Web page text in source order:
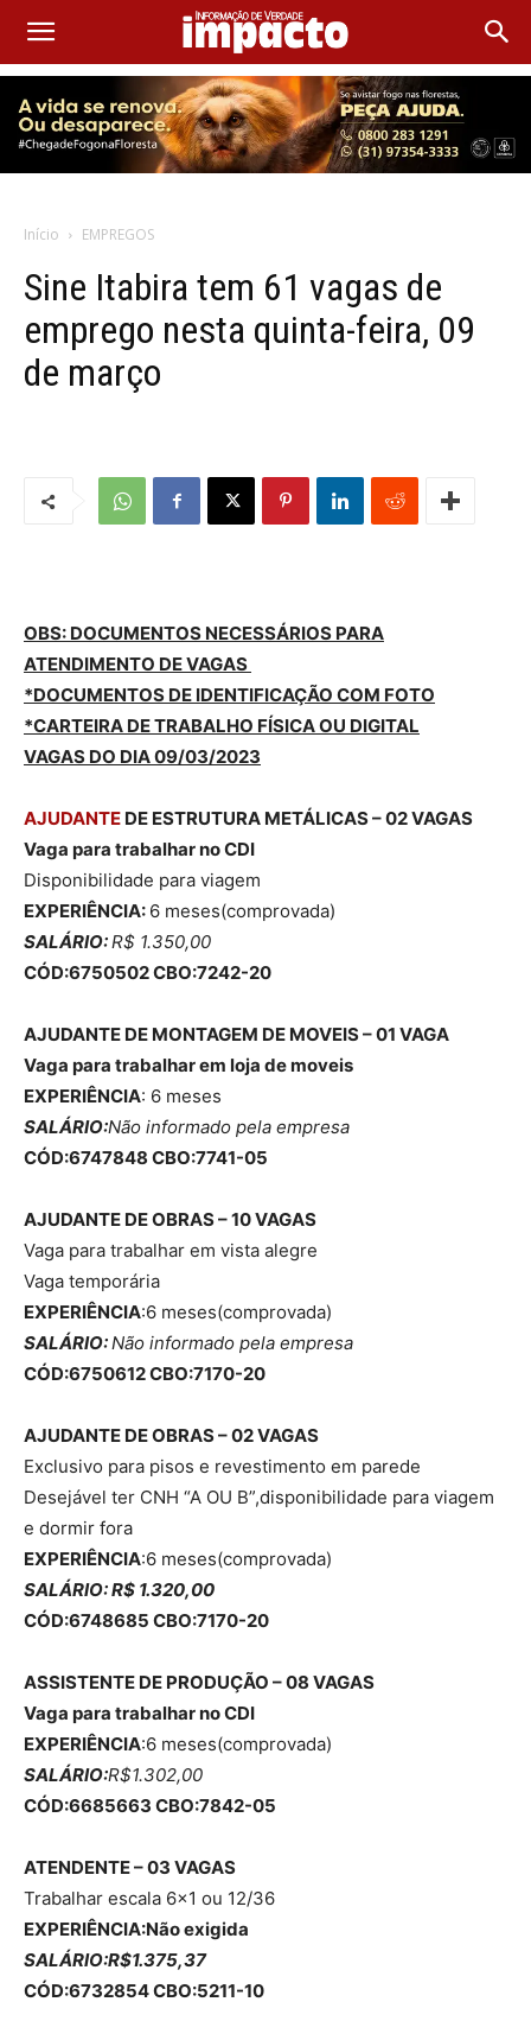
Início EMPREGOS
Sine Itabira tem 61 vagas de
emprego nesta quinta-feira, 09
de março
OBS: DOCUMENTOS NECESSÁRIOS PARA
ATENDIMENTO DE VAGAS
*DOCUMENTOS DE IDENTIFICAÇÃO COM FOTO
*CARTEIRA DE TRABALHO FÍSICA OU DIGITAL
VAGAS DO DIA 09/03/2023
AJUDANTE DE ESTRUTURA METÁLICAS – 02 VAGAS
Vaga para trabalhar no CDI
Disponibilidade para viagem
EXPERIÊNCIA: 6 meses(comprovada)
SALÁRIO:R$ 1.350,00
CÓD:6750502 CBO:7242-20
AJUDANTE DE MONTAGEM DE MOVEIS – 01 VAGA
Vaga para trabalhar em loja de moveis
EXPERIÊNCIA: 6 meses
SALÁRIO:Não informado pela empresa
CÓD:6747848 CBO:7741-05
AJUDANTE DE OBRAS – 10 VAGAS
Vaga para trabalhar em vista alegre
Vaga temporária
EXPERIÊNCIA:6 meses(comprovada)
SALÁRIO:Não informado pela empresa
CÓD:6750612 CBO:7170-20
AJUDANTE DE OBRAS – 02 VAGAS
Exclusivo para pisos e revestimento em parede
Desejável ter CNH “A OU B”,disponibilidade para viagem
e dormir fora
EXPERIÊNCIA:6 meses(comprovada)
SALÁRIO: R$ 1.320,00
CÓD:6748685 CBO:7170-20
ASSISTENTE DE PRODUÇÃO – 08 VAGAS
Vaga para trabalhar no CDI
EXPERIÊNCIA:6 meses(comprovada)
SALÁRIO:R$1.302,00
CÓD:6685663 CBO:7842-05
ATENDENTE – 03 VAGAS
Trabalhar escala 6×1 ou 12/36
EXPERIÊNCIA:Não exigida
SALÁRIO:R$1.375,37
CÓD:6732854 CBO:5211-10